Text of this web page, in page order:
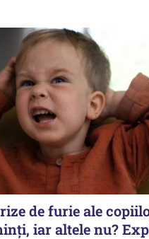
de furie ale
iar altele nu?